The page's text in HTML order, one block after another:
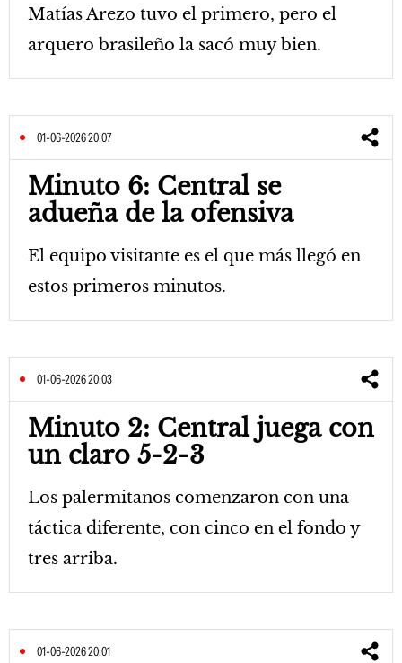
Matías Arezo tuvo el primero, pero el
arquero brasileño la sacó muy bien.
01-06-2026 20:07
Minuto 6: Central se
adueña de la ofensiva
El equipo visitante es el que más llegó en
estos primeros minutos.
01-06-2026 20:03
Minuto 2: Central juega con
un claro 5-2-3
Los palermitanos comenzaron con una
táctica diferente, con cinco en el fondo y
tres arriba.
01-06-2026 20:01